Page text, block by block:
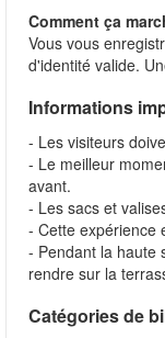
Comment ça
Vous vous
d'identité valide.
Informations
- Les visiteurs
- Le meilleur
avant.
- Les sacs et
- Cette expérience
- Pendant la haute
rendre sur la
Catégories de